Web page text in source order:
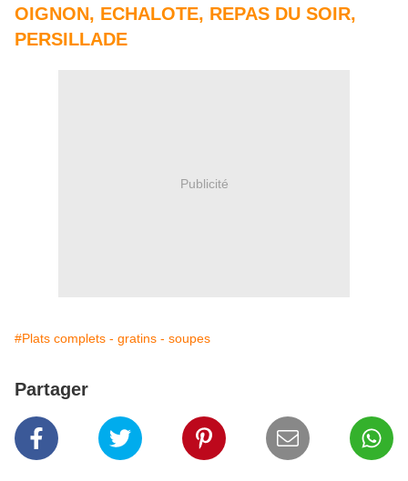
OIGNON, ECHALOTE, REPAS DU SOIR,
PERSILLADE
Publicité
#Plats complets - gratins - soupes
Partager